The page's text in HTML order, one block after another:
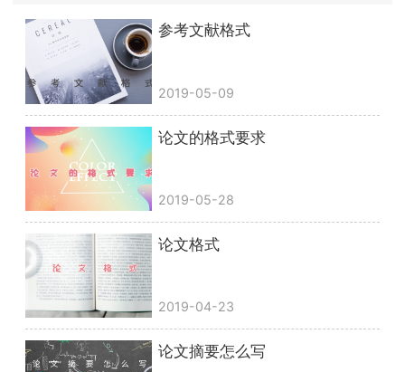
参考文献格式
2019-05-09
论文的格式要求
2019-05-28
论文格式
2019-04-23
论文摘要怎么写